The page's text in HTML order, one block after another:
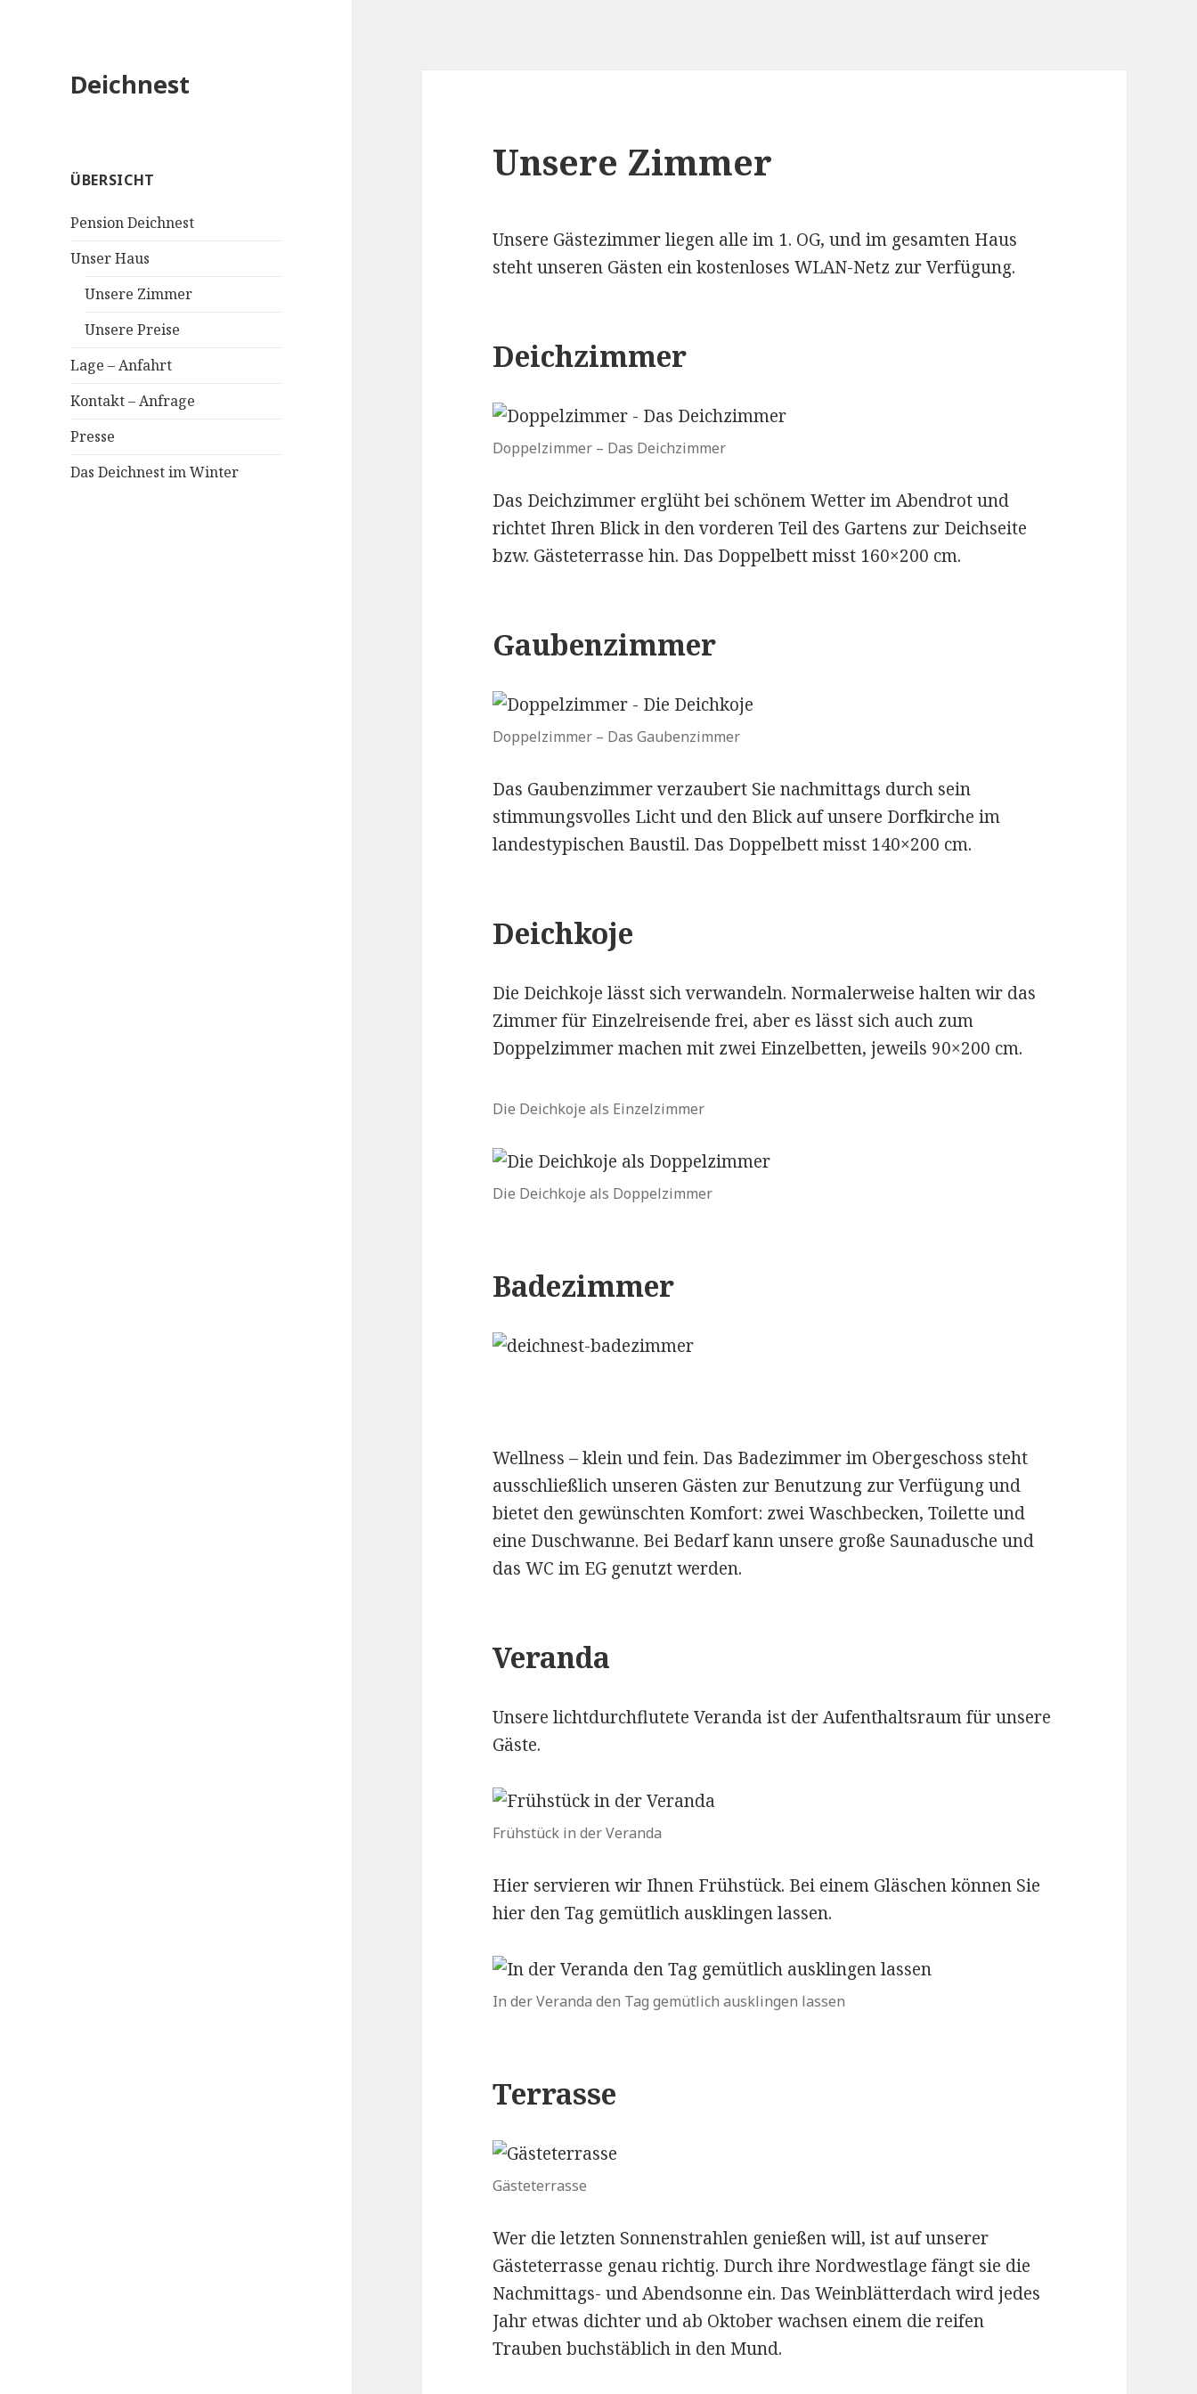
Deichnest
ÜBERSICHT
Pension Deichnest
Unser Haus
Unsere Zimmer
Unsere Preise
Lage – Anfahrt
Kontakt – Anfrage
Presse
Das Deichnest im Winter
Unsere Zimmer
Unsere Gästezimmer liegen alle im 1. OG, und im gesamten Haus
steht unseren Gästen ein kostenloses WLAN-Netz zur Verfügung.
Deichzimmer
Doppelzimmer – Das Deichzimmer
Das Deichzimmer erglüht bei schönem Wetter im Abendrot und
richtet Ihren Blick in den vorderen Teil des Gartens zur Deichseite
bzw. Gästeterrasse hin. Das Doppelbett misst 160×200 cm.
Gaubenzimmer
Doppelzimmer – Das Gaubenzimmer
Das Gaubenzimmer verzaubert Sie nachmittags durch sein
stimmungsvolles Licht und den Blick auf unsere Dorfkirche im
landestypischen Baustil. Das Doppelbett misst 140×200 cm.
Deichkoje
Die Deichkoje lässt sich verwandeln. Normalerweise halten wir das
Zimmer für Einzelreisende frei, aber es lässt sich auch zum
Doppelzimmer machen mit zwei Einzelbetten, jeweils 90×200 cm.
Die Deichkoje als Einzelzimmer
Die Deichkoje als Doppelzimmer
Badezimmer
Wellness – klein und fein. Das Badezimmer im Obergeschoss steht
ausschließlich unseren Gästen zur Benutzung zur Verfügung und
bietet den gewünschten Komfort: zwei Waschbecken, Toilette und
eine Duschwanne. Bei Bedarf kann unsere große Saunadusche und
das WC im EG genutzt werden.
Veranda
Unsere lichtdurchflutete Veranda ist der Aufenthaltsraum für unsere
Gäste.
Frühstück in der Veranda
Hier servieren wir Ihnen Frühstück. Bei einem Gläschen können Sie
hier den Tag gemütlich ausklingen lassen.
In der Veranda den Tag gemütlich ausklingen lassen
Terrasse
Gästeterrasse
Wer die letzten Sonnenstrahlen genießen will, ist auf unserer
Gästeterrasse genau richtig. Durch ihre Nordwestlage fängt sie die
Nachmittags- und Abendsonne ein. Das Weinblätterdach wird jedes
Jahr etwas dichter und ab Oktober wachsen einem die reifen
Trauben buchstäblich in den Mund.